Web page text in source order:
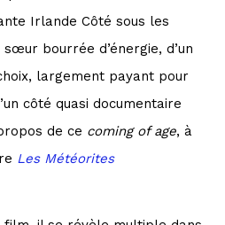
Irlande Côté sous les
bourrée d’énergie, d’un
largement payant pour
côté quasi documentaire
de ce coming of age, à
Les Météorites